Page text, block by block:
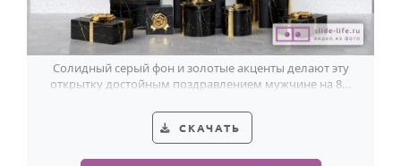
Солидный серый фон и золотые акценты делают эту
открытку достойным поздравлением мужчине на 81-
СКАЧАТЬ